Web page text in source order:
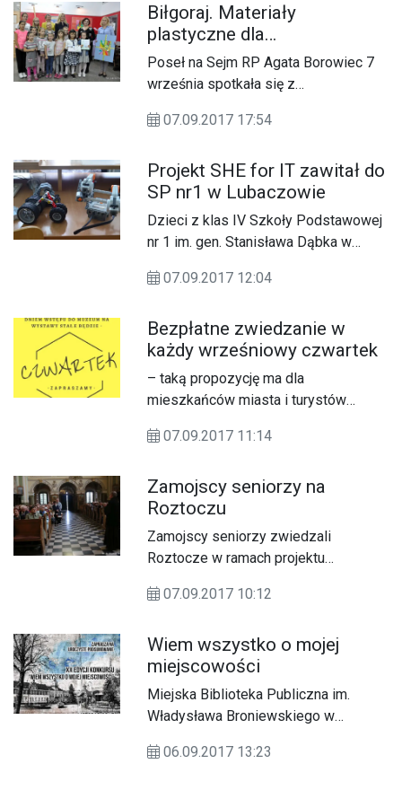
Biłgoraj. Materiały
plastyczne dla
wychowanków MDK
Poseł na Sejm RP Agata Borowiec 7
września spotkała się z
Domu Kultury w Biłgoraju.
07.09.2017 17:54
Projekt SHE for IT zawitał do
SP nr1 w Lubaczowie
Dzieci z klas IV Szkoły Podstawowej
nr 1 im. gen. Stanisława Dąbka w
programowania i budowania robotów
07.09.2017 12:04
Bezpłatne zwiedzanie w
każdy wrześniowy czwartek
– taką propozycję ma dla
mieszkańców miasta i turystów
07.09.2017 11:14
Zamojscy seniorzy na
Roztoczu
Zamojscy seniorzy zwiedzali
Roztocze w ramach projektu
07.09.2017 10:12
Wiem wszystko o mojej
miejscowości
Miejska Biblioteka Publiczna im.
Władysława Broniewskiego w
konkurs „Wiem wszystko o mojej
06.09.2017 13:23